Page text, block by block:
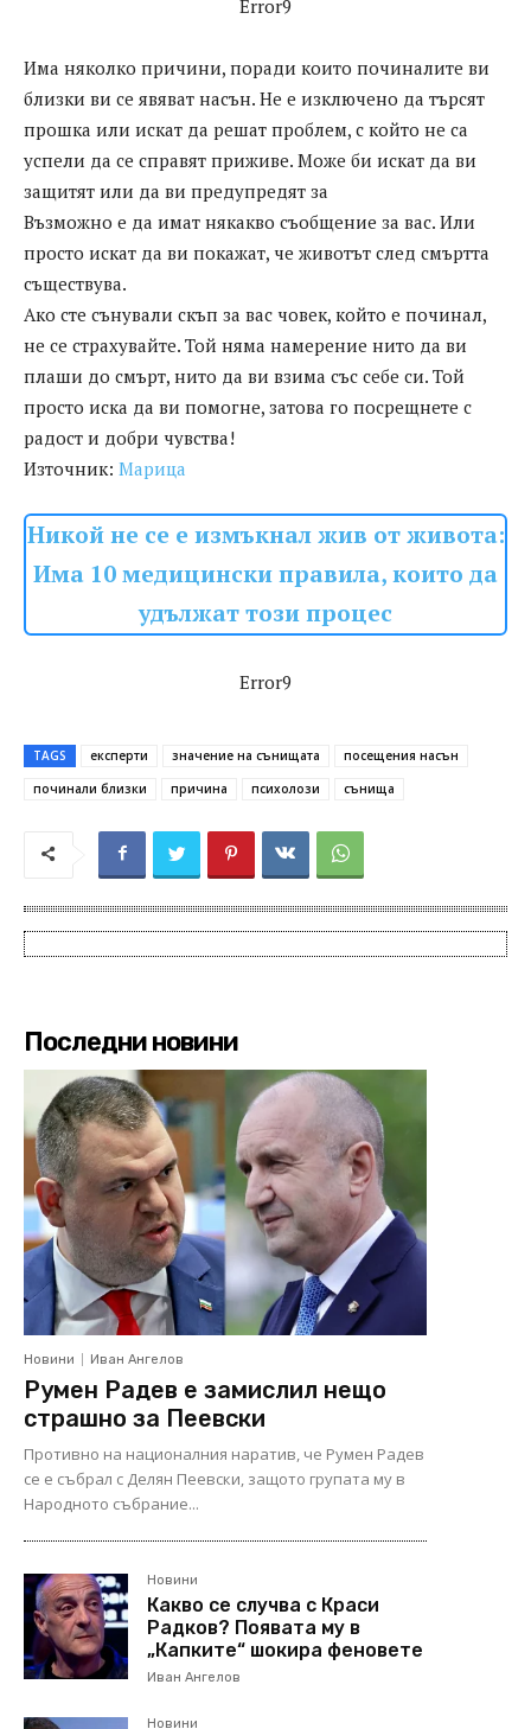
Error9
Има няколко причини, поради които починалите ви
близки ви се явяват насън. Не е изключено да търсят
прошка или искат да решат проблем, с който не са
успели да се справят приживе. Може би искат да ви
защитят или да ви предупредят за
Възможно е да имат някакво съобщение за вас. Или
просто искат да ви покажат, че животът след смъртта
съществува.
Ако сте сънували скъп за вас човек, който е починал,
не се страхувайте. Той няма намерение нито да ви
плаши до смърт, нито да ви взима със себе си. Той
просто иска да ви помогне, затова го посрещнете с
радост и добри чувства!
Източник: Марица
Никой не се е измъкнал жив от живота:
Има 10 медицински правила, които да
удължат този процес
Error9
TAGS експерти значение на сънищата
посещения насън
починали близки
причина психолози сънища
Последни новини
Новини Иван Ангелов
Румен Радев е замислил нещо
страшно за Пеевски
Противно на националния наратив, че Румен Радев
се е събрал с Делян Пеевски, защото групата му в
Народното събрание...
Новини
Какво се случва с Краси
Радков? Появата му в
„Капките“ шокира феновете
Иван Ангелов
Новини